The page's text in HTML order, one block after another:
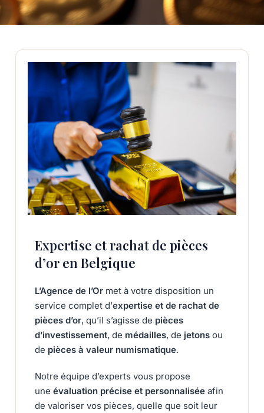
Expertise et rachat de pièces
d’or en Belgique
L’Agence de l’Or met à votre disposition un
service complet d’expertise et de rachat de
pièces d’or, qu’il s’agisse de pièces
d’investissement, de médailles, de jetons ou
de pièces à valeur numismatique.
Notre équipe d’experts vous propose
une évaluation précise et personnalisée afin
de valoriser vos pièces, quelle que soit leur